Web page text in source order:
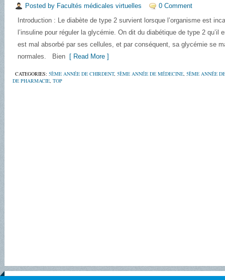
Posted by Facultés médicales virtuelles
0 Comment
Introduction : Le diabète de type 2 survient lorsque l’organisme est
l’insuline pour réguler la glycémie. On dit du diabétique de type 2 qu’il
est mal absorbé par ses cellules, et par conséquent, sa glycémie se
normales. Bien [ Read More ]
CATEGORIES: 5ÈME ANNÉE DE CHIRDENT, 5ÈME ANNÉE DE MÉDECINE, 5ÈME ANNÉE
DE PHARMACIE, TOP